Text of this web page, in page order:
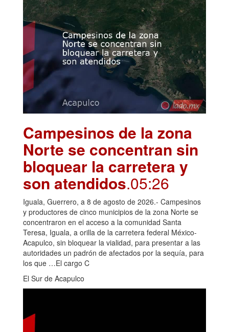
Campesinos de la zona
Norte se concentran sin
bloquear la carretera y
son atendidos.05:26
Iguala, Guerrero, a 8 de agosto de 2026.- Campesinos
y productores de cinco municipios de la zona Norte se
concentraron en el acceso a la comunidad Santa
Teresa, Iguala, a orilla de la carretera federal México-
Acapulco, sin bloquear la vialidad, para presentar a las
autoridades un padrón de afectados por la sequía, para
los que …El cargo C
El Sur de Acapulco